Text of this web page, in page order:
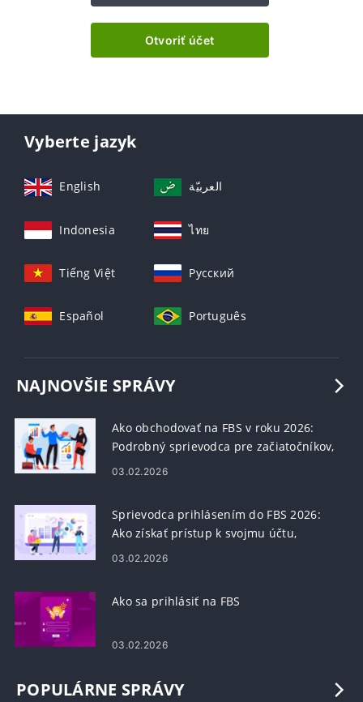
Otvoriť účet
Vyberte jazyk
English العربيّة
Indonesia ไทย
Tiếng Việt Русский
Español Português
NAJNOVŠIE SPRÁVY
Ako obchodovať na FBS v roku 2026:
Podrobný sprievodca pre začiatočníkov,
platformy, typy objednávok a riadenie
03.02.2026
Sprievodca prihlásením do FBS 2026:
Ako získať prístup k svojmu účtu,
obnoviť heslo a opraviť problémy s
03.02.2026
Ako sa prihlásiť na FBS
03.02.2026
POPULÁRNE SPRÁVY